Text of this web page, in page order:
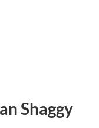
Shaggy